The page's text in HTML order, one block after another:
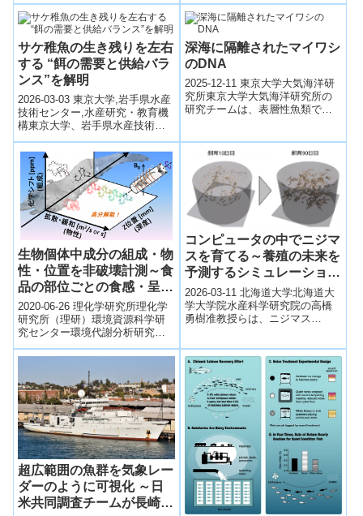
種「ピスキバクター トルクタ
エ」と命...
サケ稚魚の生き残りを左右
する “餌の需要と供給バラ
ンス”を解明
2026-03-03 東京大学,岩手県水産
技術センター,水産研究・教育機
構東京大学、岩手県水産技術セ
ンター、水産研究・教育機構の
研究チームは、サケ稚魚の成長
と生...
深海に隔離されたマイワシ
のDNA
2025-12-11 東京大学大気海洋研
究所東京大学大気海洋研究所の
研究チームは、表層性魚類であ
1000...
生物個体中成分の組成・物
性・位置を非破壊計測～食
品の部位ごとの食感・呈味
評価への応用が期待～
2020-06-26 理化学研究所理化学
研究所（理研）環境資源科学研
究センター環境代謝分析研究チ
ームの菊地淳チームリーダーら
の研究チームは、生物個体中成
コンピュータの中でニジマ
スを育てる～養殖の未来を
予測するシミュレーション
技術を開発～
2026-03-11 北海道大学北海道大
学大学院水産科学研究院の高橋
勇樹准教授らは、ニジマス
超広範囲の魚群を気象レー
ダーのように可視化 ～日
米共同調査チームが長崎沖